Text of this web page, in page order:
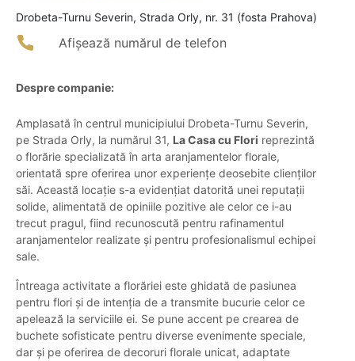
Drobeta-Turnu Severin, Strada Orly, nr. 31 (fosta Prahova)
Afișează numărul de telefon
Despre companie:
Amplasată în centrul municipiului Drobeta-Turnu Severin,
pe Strada Orly, la numărul 31, La Casa cu Flori reprezintă
o florărie specializată în arta aranjamentelor florale,
orientată spre oferirea unor experiențe deosebite clienților
săi. Această locație s-a evidențiat datorită unei reputații
solide, alimentată de opiniile pozitive ale celor ce i-au
trecut pragul, fiind recunoscută pentru rafinamentul
aranjamentelor realizate și pentru profesionalismul echipei
sale.
Întreaga activitate a florăriei este ghidată de pasiunea
pentru flori și de intenția de a transmite bucurie celor ce
apelează la serviciile ei. Se pune accent pe crearea de
buchete sofisticate pentru diverse evenimente speciale,
dar și pe oferirea de decoruri florale unicat, adaptate